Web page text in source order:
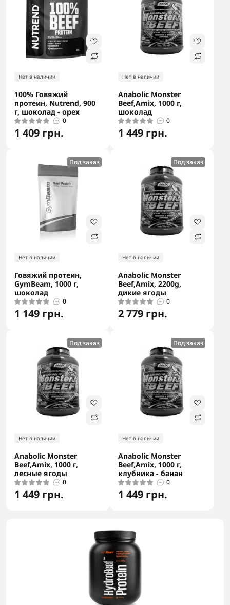
Нет в наличии
100% Говяжий
протеин, Nutrend, 900
г, шоколад - орех
0
1 409 грн.
Нет в наличии
Anabolic Monster
Beef,Amix, 1000 г,
шоколад
0
1 449 грн.
Под заказ
Нет в наличии
Говяжий протеин,
GymBeam, 1000 г,
шоколад
0
1 149 грн.
Под заказ
Нет в наличии
Anabolic Monster
Beef,Amix, 2200g,
дикие ягоды
0
2 779 грн.
Под заказ
Нет в наличии
Anabolic Monster
Beef,Amix, 1000 г,
лесные ягоды
0
1 449 грн.
Под заказ
Нет в наличии
Anabolic Monster
Beef,Amix, 1000 г,
клубника - банан
0
1 449 грн.